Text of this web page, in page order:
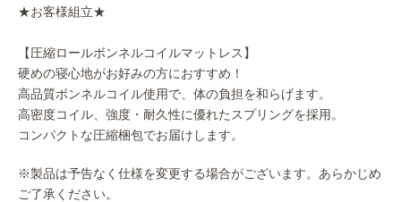
★お客様組立★
【圧縮ロールボンネルコイルマットレス】
硬めの寝心地がお好みの方におすすめ！
高品質ボンネルコイル使用で、体の負担を和らげます。
高密度コイル、強度・耐久性に優れたスプリングを採用。
コンパクトな圧縮梱包でお届けします。
※製品は予告なく仕様を変更する場合がございます。あらかじめ
ご了承ください。